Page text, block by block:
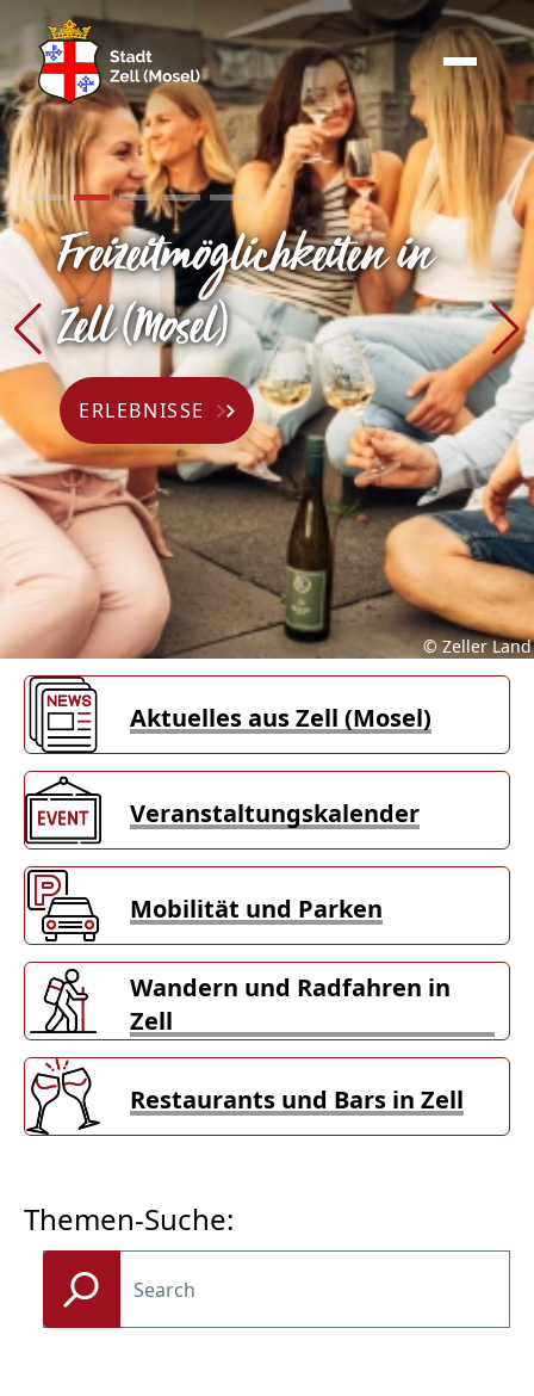
© Zeller Land
Freizeitmöglichkeiten in
Zell (Mosel)
ERLEBNISSE
Aktuelles aus Zell (Mosel)
Veranstaltungskalender
Mobilität und Parken
Wandern und Radfahren in
Zell
Restaurants und Bars in Zell
Themen-Suche: